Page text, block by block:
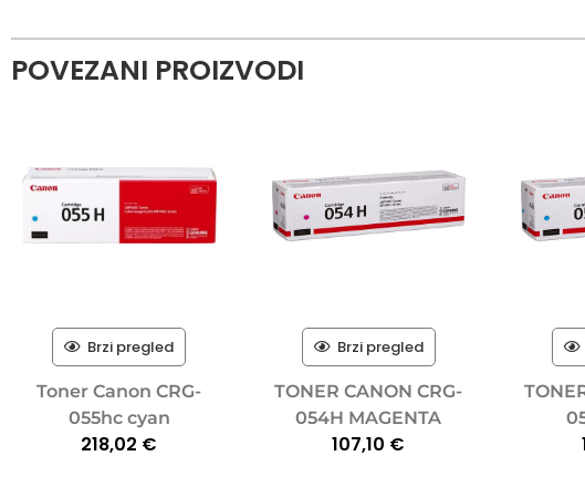
POVEZANI PROIZVODI
Brzi pregled
Toner Canon CRG-
055hc cyan
218,02 €
Brzi pregled
TONER CANON CRG-
054H MAGENTA
107,10 €